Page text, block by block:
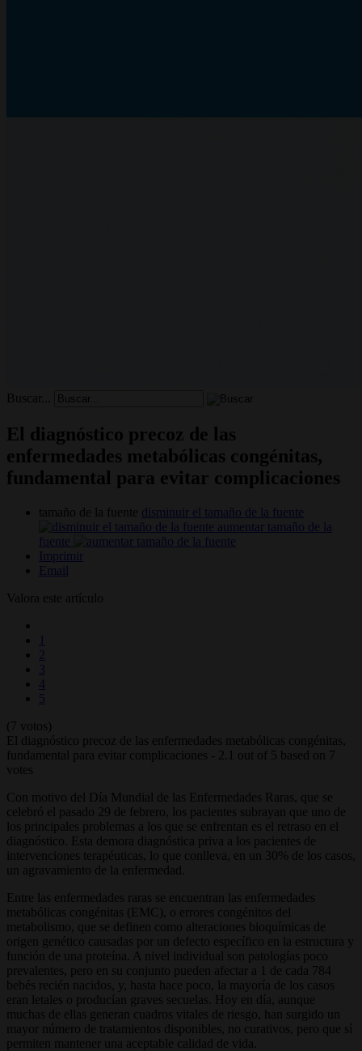
Buscar...
El diagnóstico precoz de las
enfermedades metabólicas congénitas,
fundamental para evitar complicaciones
tamaño de la fuente disminuir el tamaño de la fuente
aumentar tamaño de la
fuente
Imprimir
Email
Valora este artículo
1
2
3
4
5
(7 votos)
El diagnóstico precoz de las enfermedades metabólicas congénitas,
fundamental para evitar complicaciones - 2.1 out of 5 based on 7
votes
Con motivo del Día Mundial de las Enfermedades Raras, que se
celebró el pasado 29 de febrero, los pacientes subrayan que uno de
los principales problemas a los que se enfrentan es el retraso en el
diagnóstico. Esta demora diagnóstica priva a los pacientes de
intervenciones terapéuticas, lo que conlleva, en un 30% de los casos,
un agravamiento de la enfermedad.
Entre las enfermedades raras se encuentran las enfermedades
metabólicas congénitas (EMC), o errores congénitos del
metabolismo, que se definen como alteraciones bioquímicas de
origen genético causadas por un defecto específico en la estructura y
función de una proteína. A nivel individual son patologías poco
prevalentes, pero en su conjunto pueden afectar a 1 de cada 784
bebés recién nacidos, y, hasta hace poco, la mayoría de los casos
eran letales o producían graves secuelas. Hoy en día, aunque
muchas de ellas generan cuadros vitales de riesgo, han surgido un
mayor número de tratamientos disponibles, no curativos, pero que sí
permiten mantener una aceptable calidad de vida.